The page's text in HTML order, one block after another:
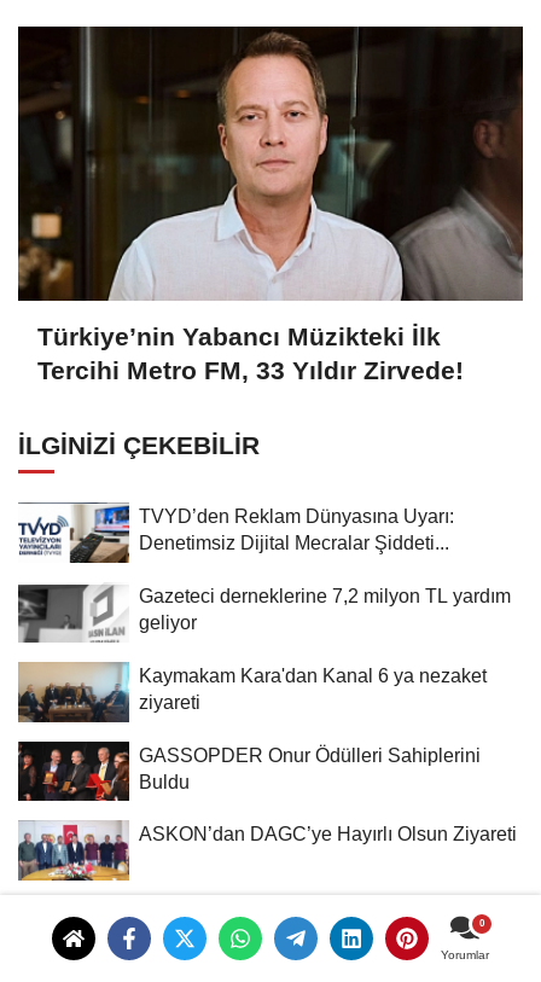
Yorumlar
Türkiye’nin Yabancı Müzikteki İlk
Tercihi Metro FM, 33 Yıldır Zirvede!
İLGINIZI ÇEKEBILIR
TVYD’den Reklam Dünyasına Uyarı:
Denetimsiz Dijital Mecralar Şiddeti...
Gazeteci derneklerine 7,2 milyon TL yardım
geliyor
Kaymakam Kara'dan Kanal 6 ya nezaket
ziyareti
GASSOPDER Onur Ödülleri Sahiplerini
Buldu
ASKON’dan DAGC’ye Hayırlı Olsun Ziyareti
İSTANBUL İLÇELERI
Yorumlar